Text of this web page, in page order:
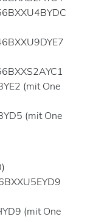
(mit One
(mit One
(mit One